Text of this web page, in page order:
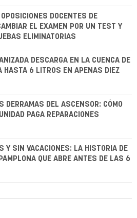
DOCENTES DE
EL EXAMEN POR UN TEST Y
ELIMINATORIAS
DESCARGA EN LA CUENCA DE
HASTA 6 LITROS EN APENAS DIEZ
DERRAMAS DEL ASCENSOR: CÓMO
PAGA REPARACIONES
Y SIN VACACIONES: LA HISTORIA DE
QUE ABRE ANTES DE LAS 6